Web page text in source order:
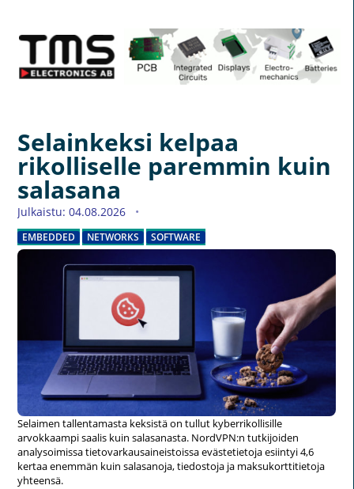
Selainkeksi kelpaa
rikolliselle paremmin kuin
salasana
Julkaistu: 04.08.2026
EMBEDDED NETWORKS SOFTWARE
Selaimen tallentamasta keksistä on tullut kyberrikollisille
arvokkaampi saalis kuin salasanasta. NordVPN:n tutkijoiden
analysoimissa tietovarkausaineistoissa evästetietoja esiintyi 4,6
kertaa enemmän kuin salasanoja, tiedostoja ja maksukorttitietoja
yhteensä.